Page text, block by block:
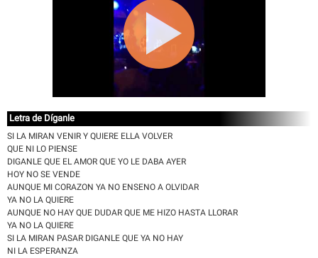
Letra de Díganle
SI LA MIRAN VENIR Y QUIERE ELLA VOLVER
QUE NI LO PIENSE
DIGANLE QUE EL AMOR QUE YO LE DABA AYER
HOY NO SE VENDE
AUNQUE MI CORAZON YA NO ENSENO A OLVIDAR
YA NO LA QUIERE
AUNQUE NO HAY QUE DUDAR QUE ME HIZO HASTA LLORAR
YA NO LA QUIERE
SI LA MIRAN PASAR DIGANLE QUE YA NO HAY
NI LA ESPERANZA